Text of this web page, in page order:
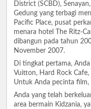
District (SCBD),
Gedung yang terbagi
Pacific Place, pusat
menara hotel The Ritz-
dibangun pada tahun
November 2007.
Di tingkat pertama,
Vuitton, Hard Rock Cafe,
Untuk Anda pecinta film,
Anda yang telah
area bermain Kidzania,